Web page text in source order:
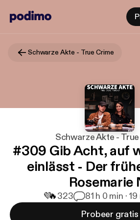
Schwarze Akte - True Crime
Schwarze Akte -
#309 Gib Acht, auf
einlässt - Der
Rosemarie
💜🔥323 81 h 0 min ·
Probeer gratis